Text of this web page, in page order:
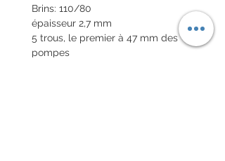
Brins: 110/80
épaisseur 2,7 mm
5 trous, le premier à 47 mm des
pompes